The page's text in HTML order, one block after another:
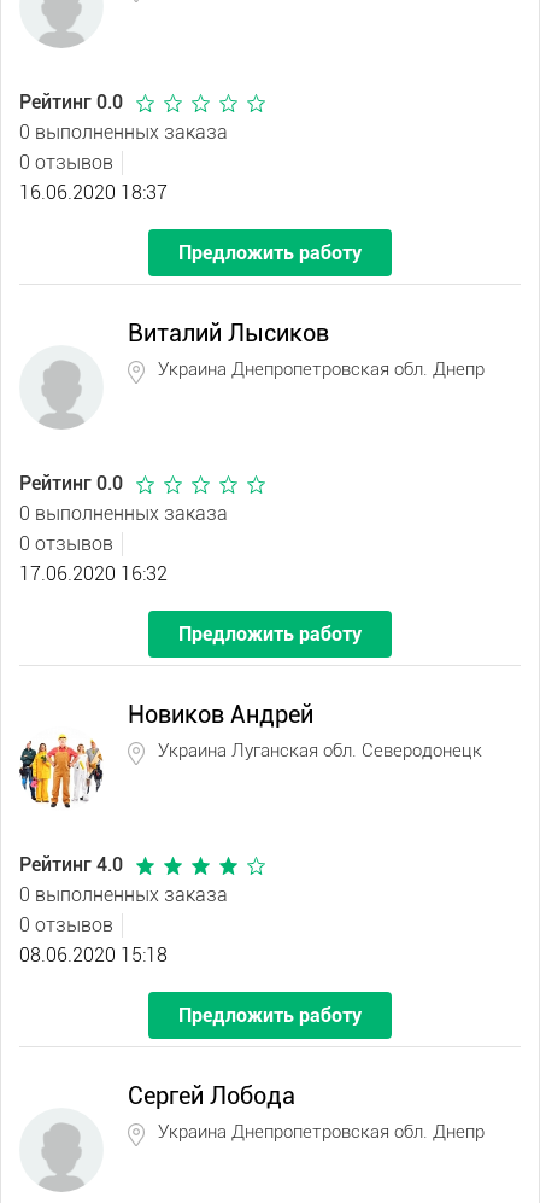
Рейтинг 0.0
0 выполненных заказа
0 отзывов
16.06.2020 18:37
Предложить работу
Виталий Лысиков
Украина Днепропетровская обл. Днепр
Рейтинг 0.0
0 выполненных заказа
0 отзывов
17.06.2020 16:32
Предложить работу
Новиков Андрей
Украина Луганская обл. Северодонецк
Рейтинг 4.0
0 выполненных заказа
0 отзывов
08.06.2020 15:18
Предложить работу
Сергей Лобода
Украина Днепропетровская обл. Днепр